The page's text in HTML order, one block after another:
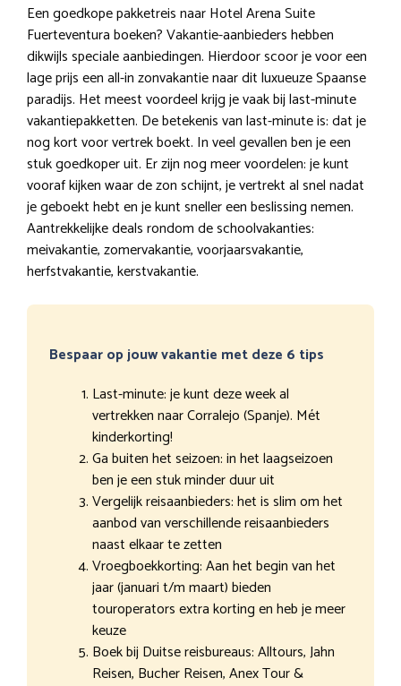
Een goedkope pakketreis naar Hotel Arena Suite
Fuerteventura boeken? Vakantie-aanbieders hebben
dikwijls speciale aanbiedingen. Hierdoor scoor je voor een
lage prijs een all-in zonvakantie naar dit luxueuze Spaanse
paradijs. Het meest voordeel krijg je vaak bij last-minute
vakantiepakketten. De betekenis van last-minute is: dat je
nog kort voor vertrek boekt. In veel gevallen ben je een
stuk goedkoper uit. Er zijn nog meer voordelen: je kunt
vooraf kijken waar de zon schijnt, je vertrekt al snel nadat
je geboekt hebt en je kunt sneller een beslissing nemen.
Aantrekkelijke deals rondom de schoolvakanties:
meivakantie, zomervakantie, voorjaarsvakantie,
herfstvakantie, kerstvakantie.
Bespaar op jouw vakantie met deze 6 tips
Last-minute: je kunt deze week al
vertrekken naar Corralejo (Spanje). Mét
kinderkorting!
Ga buiten het seizoen: in het laagseizoen
ben je een stuk minder duur uit
Vergelijk reisaanbieders: het is slim om het
aanbod van verschillende reisaanbieders
naast elkaar te zetten
Vroegboekkorting: Aan het begin van het
jaar (januari t/m maart) bieden
touroperators extra korting en heb je meer
keuze
Boek bij Duitse reisbureaus: Alltours, Jahn
Reisen, Bucher Reisen, Anex Tour &